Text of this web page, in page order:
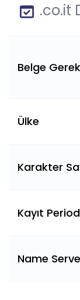
.co.it
Belge
Ülke
Karakter
Kayıt
Name